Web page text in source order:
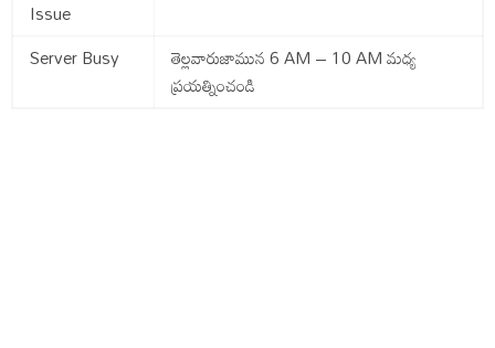
Issue
Server Busy
తెల్లవారుజామున 6 AM – 10 AM మధ్య
ప్రయత్నించండి